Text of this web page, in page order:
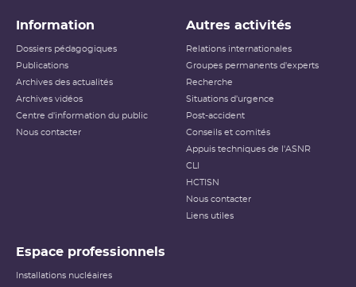
Information
Dossiers pédagogiques
Publications
Archives des actualités
Archives vidéos
Centre d'information du public
Nous contacter
Autres activités
Relations internationales
Groupes permanents d'experts
Recherche
Situations d'urgence
Post-accident
Conseils et comités
Appuis techniques de l'ASNR
CLI
HCTISN
Nous contacter
Liens utiles
Espace professionnels
Installations nucléaires